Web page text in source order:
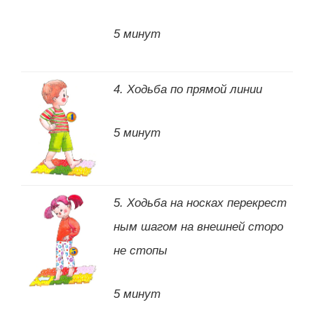
5 минут
4. Ходьба по прямой линии
5 минут
5. Ходьба на носках перекрест
ным шагом на внешней сторо
не стопы
5 минут